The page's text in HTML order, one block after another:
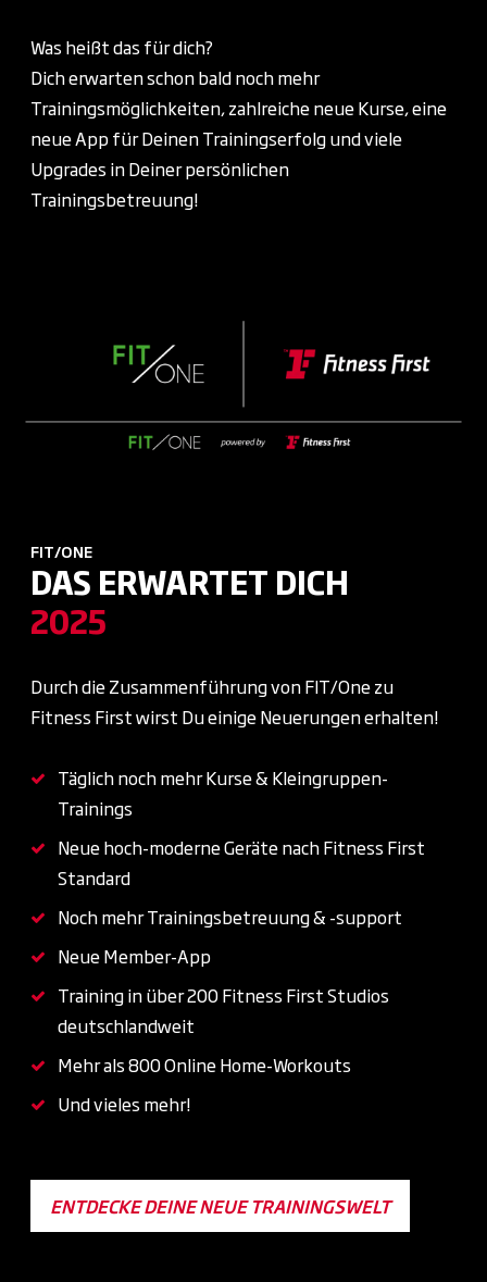
Was heißt das für dich?
Dich erwarten schon bald noch mehr
Trainingsmöglichkeiten, zahlreiche neue Kurse, eine
neue App für Deinen Trainingserfolg und viele
Upgrades in Deiner persönlichen
Trainingsbetreuung!
FIT/ONE
DAS ERWARTET DICH
2025
Durch die Zusammenführung von FIT/One zu
Fitness First wirst Du einige Neuerungen erhalten!
Täglich noch mehr Kurse & Kleingruppen-
Trainings
Neue hoch-moderne Geräte nach Fitness First
Standard
Noch mehr Trainingsbetreuung & -support
Neue Member-App
Training in über 200 Fitness First Studios
deutschlandweit
Mehr als 800 Online Home-Workouts
Und vieles mehr!
ENTDECKE DEINE NEUE TRAININGSWELT